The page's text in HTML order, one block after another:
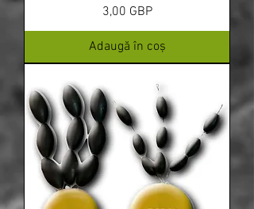
Preț
3,00 GBP
Adaugă în coș